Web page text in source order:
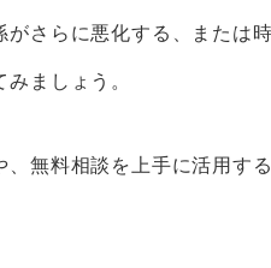
律相談をしたいとき
さらに悪化する、または
みましょう。
無料相談を上手に活用す